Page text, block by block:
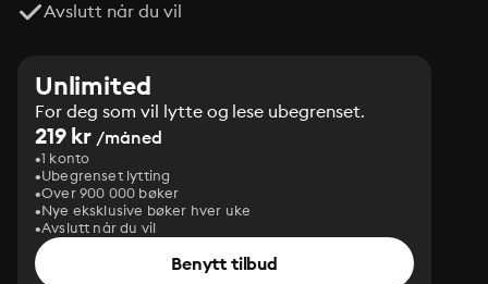
Avslutt når du vil
Unlimited
For deg som vil lytte og lese ubegrenset.
219 kr /måned
1 konto
Ubegrenset lytting
Over 900 000 bøker
Nye eksklusive bøker hver uke
Avslutt når du vil
Benytt tilbud